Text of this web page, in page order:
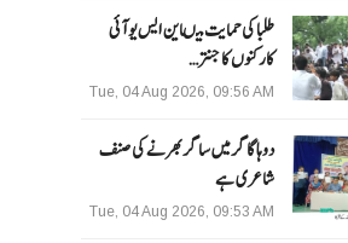
طلبا کی حمایت میںاین ایس یو آئی
کارکنوں کا جنتر…
Tue, 04 Aug 2026, 09:56 AM
دوہا گاگر میں ساگر بھرنے کی صنف
شاعری ہے
Tue, 04 Aug 2026, 09:53 AM